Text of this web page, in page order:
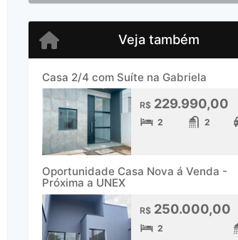
Veja também
Casa 2/4 com Suíte na Gabriela
R$229.990,00
2 2
Oportunidade Casa Nova á Venda -
Próxima a UNEX
R$250.000,00
2